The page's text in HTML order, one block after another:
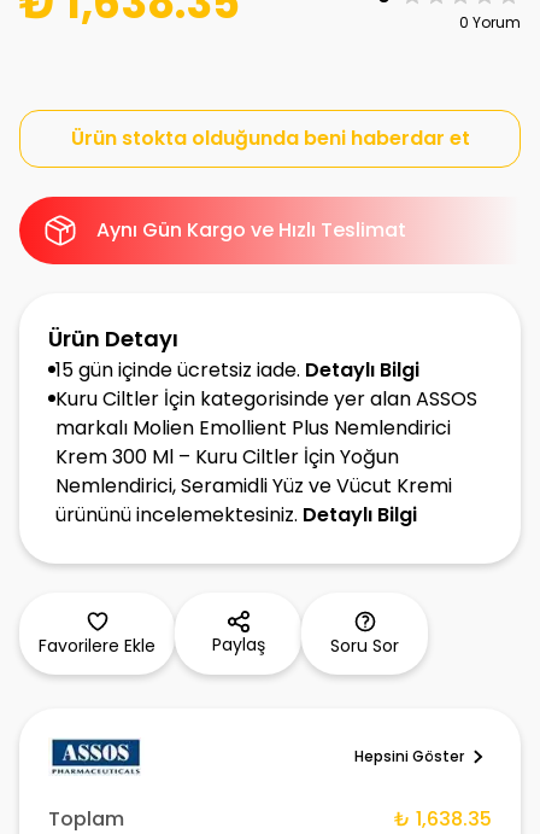
0 Yorum
Ürün stokta olduğunda beni haberdar et
Aynı Gün Kargo ve Hızlı Teslimat
Ürün Detayı
15 gün içinde ücretsiz iade. Detaylı Bilgi
Kuru Ciltler İçin kategorisinde yer alan ASSOS
markalı Molien Emollient Plus Nemlendirici
Krem 300 Ml – Kuru Ciltler İçin Yoğun
Nemlendirici, Seramidli Yüz ve Vücut Kremi
ürününü incelemektesiniz. Detaylı Bilgi
Favorilere Ekle Paylaş Soru Sor
Hepsini Göster
Toplam
₺ 1,638.35